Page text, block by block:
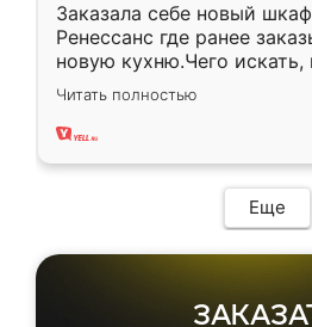
Заказала себе новый
Ренессанс где ранее
новую кухню.Чего искать,
вполне довольна. Служит
два года, нареканий нет.
Читать полностью
Еще